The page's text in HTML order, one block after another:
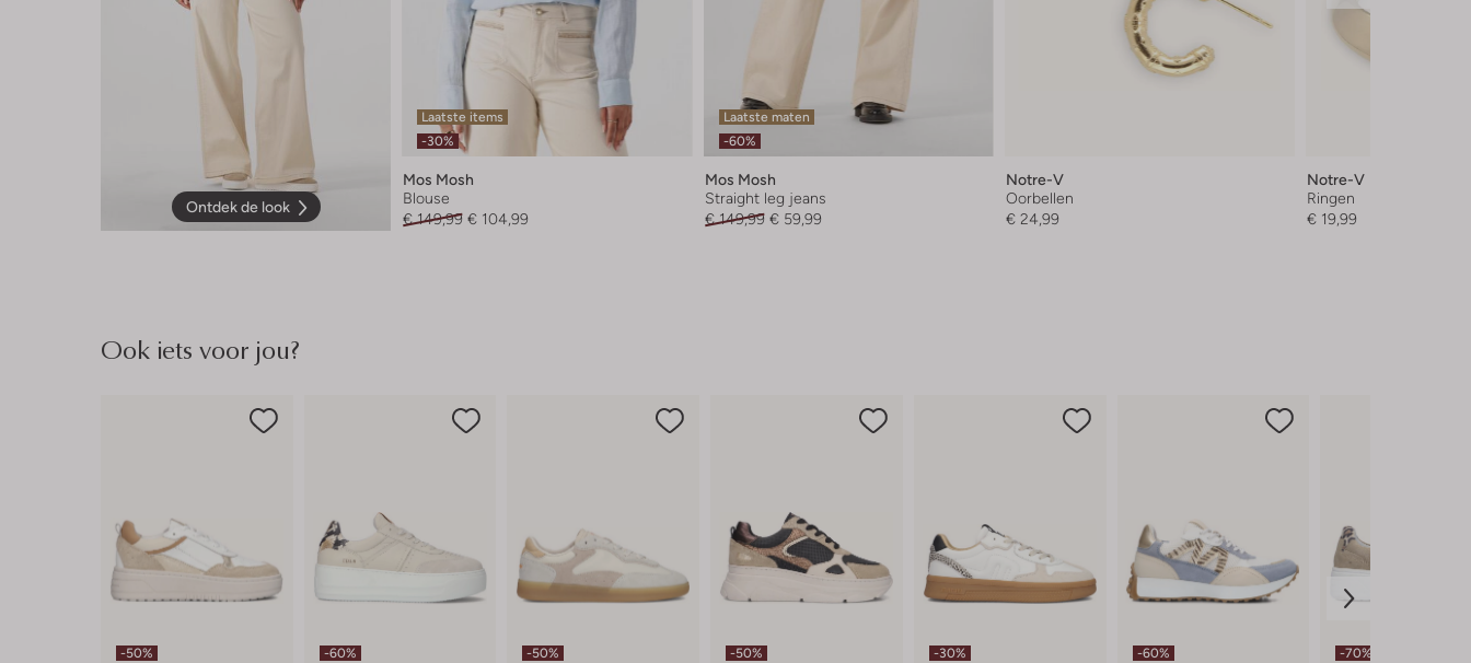
Ontdek de look
Laatste items
-30%
Mos Mosh
Blouse
€ 149,99 € 104,99
Laatste maten
-60%
Mos Mosh
Straight leg jeans
€ 149,99 € 59,99
Notre-V
Oorbellen
€ 24,99
Notre-V
Ringen
€ 19,99
Ook iets voor jou?
-50% -60% -50% -50% -30% -60% -70%